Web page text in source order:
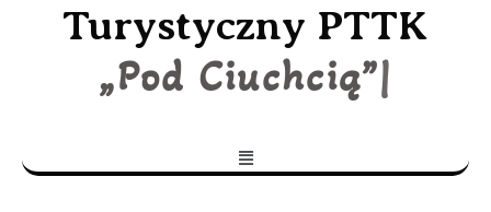
Turystyczny PTTK
„Pod Ciuchcią”|